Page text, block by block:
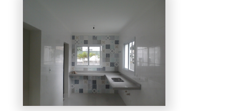
lavanderia
Fundada em 2002, a Esquadriflex é uma das
empresas mais capacitadas do segmento de
esquadrias.
Seus competentes profissionais, e seus
equipamentos modernos, garantem a
entrega de serviços e materiais de acordo